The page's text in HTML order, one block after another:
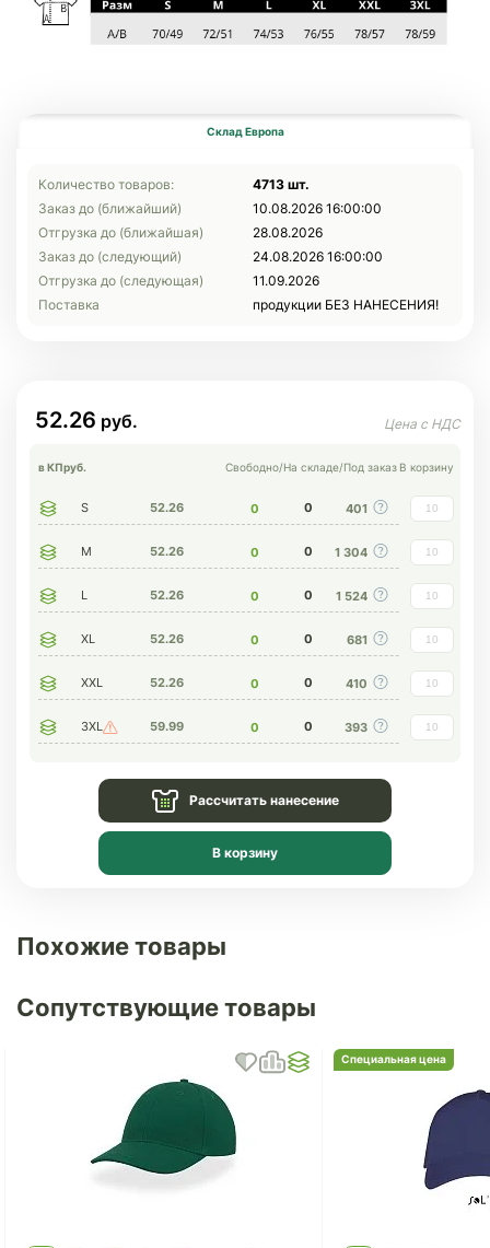
Склад Европа
Количество товаров:
4713 шт.
Заказ до (ближайший)
10.08.2026 16:00:00
Отгрузка до (ближайшая)
28.08.2026
Заказ до (следующий)
24.08.2026 16:00:00
Отгрузка до (следующая)
11.09.2026
Поставка
продукции БЕЗ НАНЕСЕНИЯ!
52.26
в КПруб. Свободно/На складе/Под заказ В корзину
S 52.26 0 0 401
M 52.26 0 0 1 304
L 52.26 0 0 1 524
XL 52.26 0 0 681
XXL 52.26 0 0 410
3XL 59.99 0 0 393
Рассчитать нанесение
В корзину
Похожие товары
Сопутствующие товары
Специальная цена